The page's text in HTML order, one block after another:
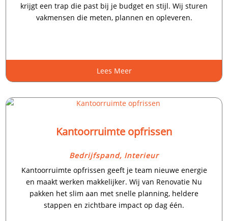
krijgt een trap die past bij je budget en stijl.​ Wij sturen
vakmensen die meten, plannen en opleveren.​
Lees Meer
Kantoorruimte opfrissen
Bedrijfspand, Interieur
Kantoorruimte opfrissen geeft je team nieuwe energie
en maakt werken makkelijker.​ Wij van Renovatie Nu
pakken het slim aan met snelle planning, heldere
stappen en zichtbare impact op dag één.​